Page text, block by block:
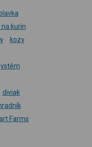
kurín
kozy
diviak
Farms